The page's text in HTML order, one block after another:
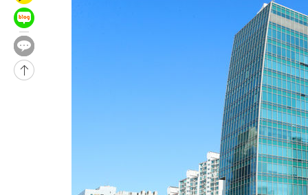
-26382초 전 >
[속보] 노원서 40.1도 관측…서울, 2018년 이후 첫 40도
-23472초 전 >
[속보]종합특검, '계엄 수용공간 확보' 신용해 前교정본부장
-22345초 전 >
외신들도 주목한 韓축구 파문…"국민적 공분에 수사 재개"
-22316초 전 >
11시간 압수수색에 성접대 파문까지…'쑥대밭' 된 축구협회
[속보]규제합리화위원회 부위원장에 김태유 서울대 공대 교
[속보]국힘 윤리위, '돌려차기 발언' 진종오·서범수 징계 절차
[속보] 7월 중국 수출 23.9%↑ 수입 27.5%↑…무역총액
[속보]'채상병 순직 책임' 임성근, 항소심도 징역 3년
[속보]종합특검, '관저이전 봐주기 감사' 유병호 구속기소
민주 콩고 에볼라환자 4천명 돌파, 4053명 발생 1850명 사망